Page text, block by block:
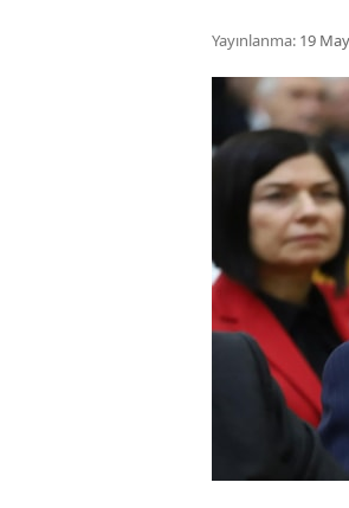
Yayınlanma: 19